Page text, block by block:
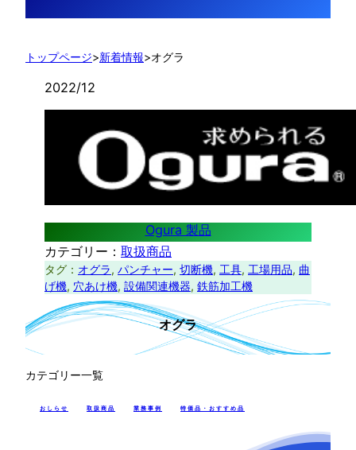
トップページ>新着情報>オグラ
2022/12
Ogura 製品
カテゴリー： 取扱商品
タグ： オグラ, パンチャー, 切断機, 工具, 工場用品, 曲
げ機, 穴あけ機, 設備関連機器, 鉄筋加工機
オグラ
カテゴリー一覧
おしらせ 取扱商品 業務事例 特価品・おすすめ品